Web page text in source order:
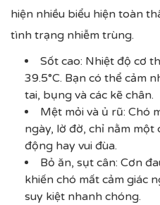
hiện nhiều biểu hiện toàn
tình trạng nhiễm trùng.
Sốt cao: Nhiệt độ cơ
39.5°C. Bạn có thể cảm
tai, bụng và các kẽ chân.
Mệt mỏi và ủ rũ: Chó
ngày, lờ đờ, chỉ nằm
động hay vui đùa.
Bỏ ăn, sụt cân: Cơn
khiến chó mất cảm giác
suy kiệt nhanh chóng.